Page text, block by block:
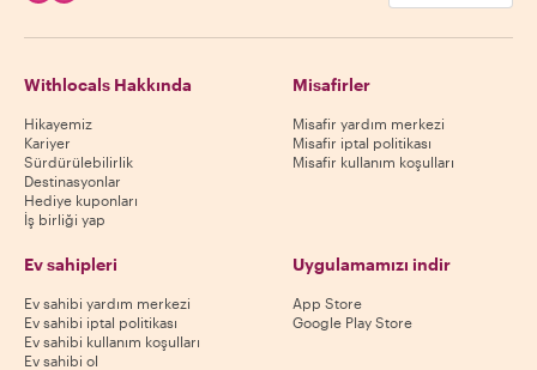
Withlocals Hakkında
Hikayemiz
Kariyer
Sürdürülebilirlik
Destinasyonlar
Hediye kuponları
İş birliği yap
Misafirler
Misafir yardım merkezi
Misafir iptal politikası
Misafir kullanım koşulları
Ev sahipleri
Ev sahibi yardım merkezi
Ev sahibi iptal politikası
Ev sahibi kullanım koşulları
Ev sahibi ol
Uygulamamızı indir
App Store
Google Play Store